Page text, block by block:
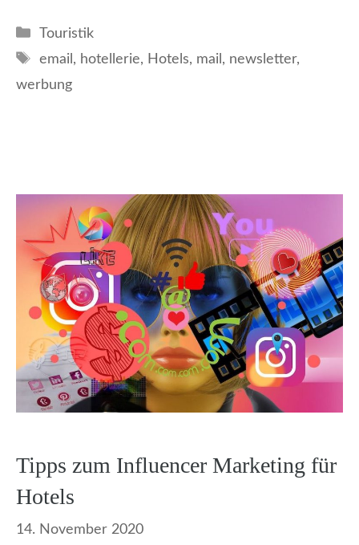
Kategorien
Touristik
Schlagwörter
email , hotellerie, Hotels, mail , newsletter,
werbung
Tipps zum Influencer Marketing für
Hotels
14. November 2020